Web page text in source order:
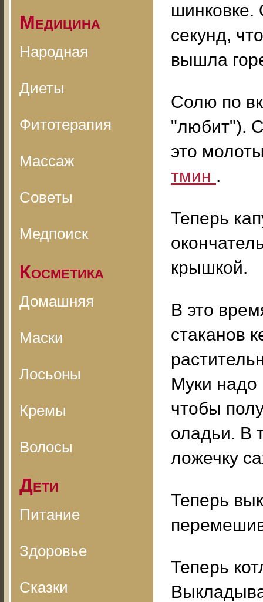
Медицина
Народная
Диеты
Фитотерапия
Массаж
Советы
Медпоиск
Косметика
Домашняя
Маски
Лосьоны
Кремы
Волосы
Дети
Питание
Здоровье
Сказки
шинковке.
секунд,
вышла
Солю по
"любит").
это
тмин .
Теперь
крышкой.
В это
стаканов
Муки надо
чтобы
оладьи. В
ложечку
Теперь
Теперь